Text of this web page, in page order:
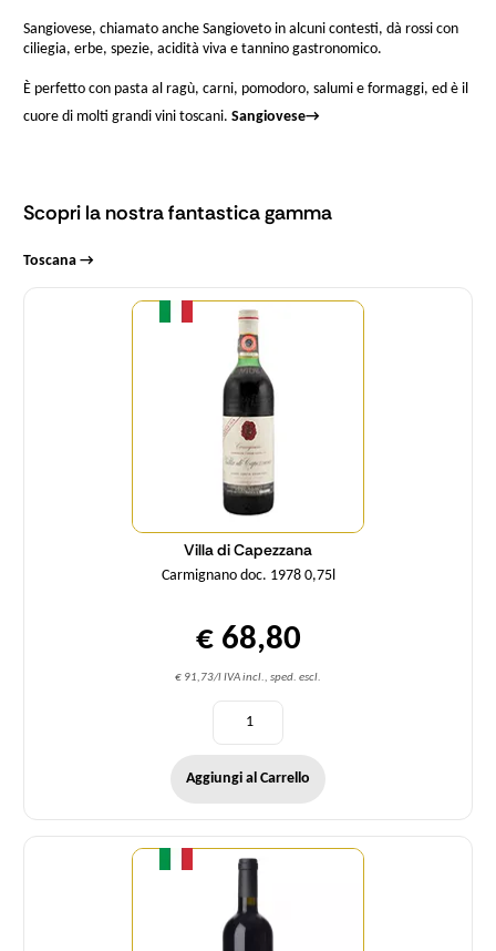
Sangiovese, chiamato anche Sangioveto in alcuni contesti, dà rossi con
ciliegia, erbe, spezie, acidità viva e tannino gastronomico.
È perfetto con pasta al ragù, carni, pomodoro, salumi e formaggi, ed è il
cuore di molti grandi vini toscani. Sangiovese→
Scopri la nostra fantastica gamma
Toscana →
Villa di Capezzana
Carmignano doc. 1978 0,75l
€ 68,80
€ 91,73/l IVA incl., sped. escl.
Quantità
Aggiungi al Carrello
Quantità